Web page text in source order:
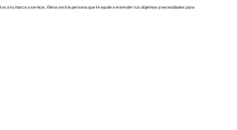
a tu marca o servicio, Elena será la persona que te ayude a entender tus objetivos y necesidades para